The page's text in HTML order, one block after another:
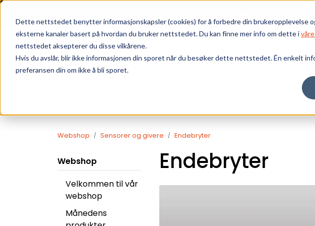
Dette nettstedet benytter informasjonskapsler (cookies) for å forbedre din brukeropplevelse
eksterne kanaler basert på hvordan du bruker nettstedet. Du kan finne mer info om dette i
nettstedet aksepterer du disse vilkårene.
Hvis du avslår, blir ikke informasjonen din sporet når du besøker dette nettstedet. Én enkelt
preferansen din om ikke å bli sporet.
Skip to main content
Webshop Sensorer og givere Endebryter
Webshop
Velkommen til vår
webshop
Månedens
Endebryter